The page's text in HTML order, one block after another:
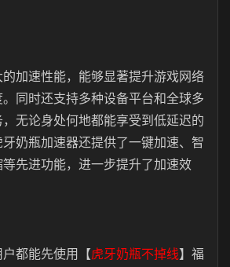
加速性能，能够显著提升游戏网络
同时还支持多种设备平台和全球多
无论身处何地都能享受到低延迟的
奶瓶加速器还提供了一键加速、智
先进功能，进一步提升了加速效
都能先使用【虎牙奶瓶不掉线】福